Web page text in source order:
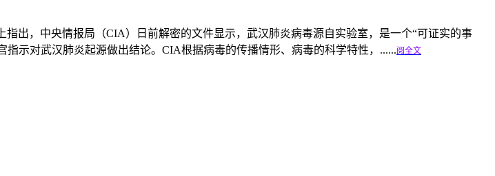
指出，中央情报局（CIA）日前解密的文件显示，武汉肺炎病毒源自实验室，是一个“可证实的事
示对武汉肺炎起源做出结论。CIA根据病毒的传播情形、病毒的科学特性，......阅全文